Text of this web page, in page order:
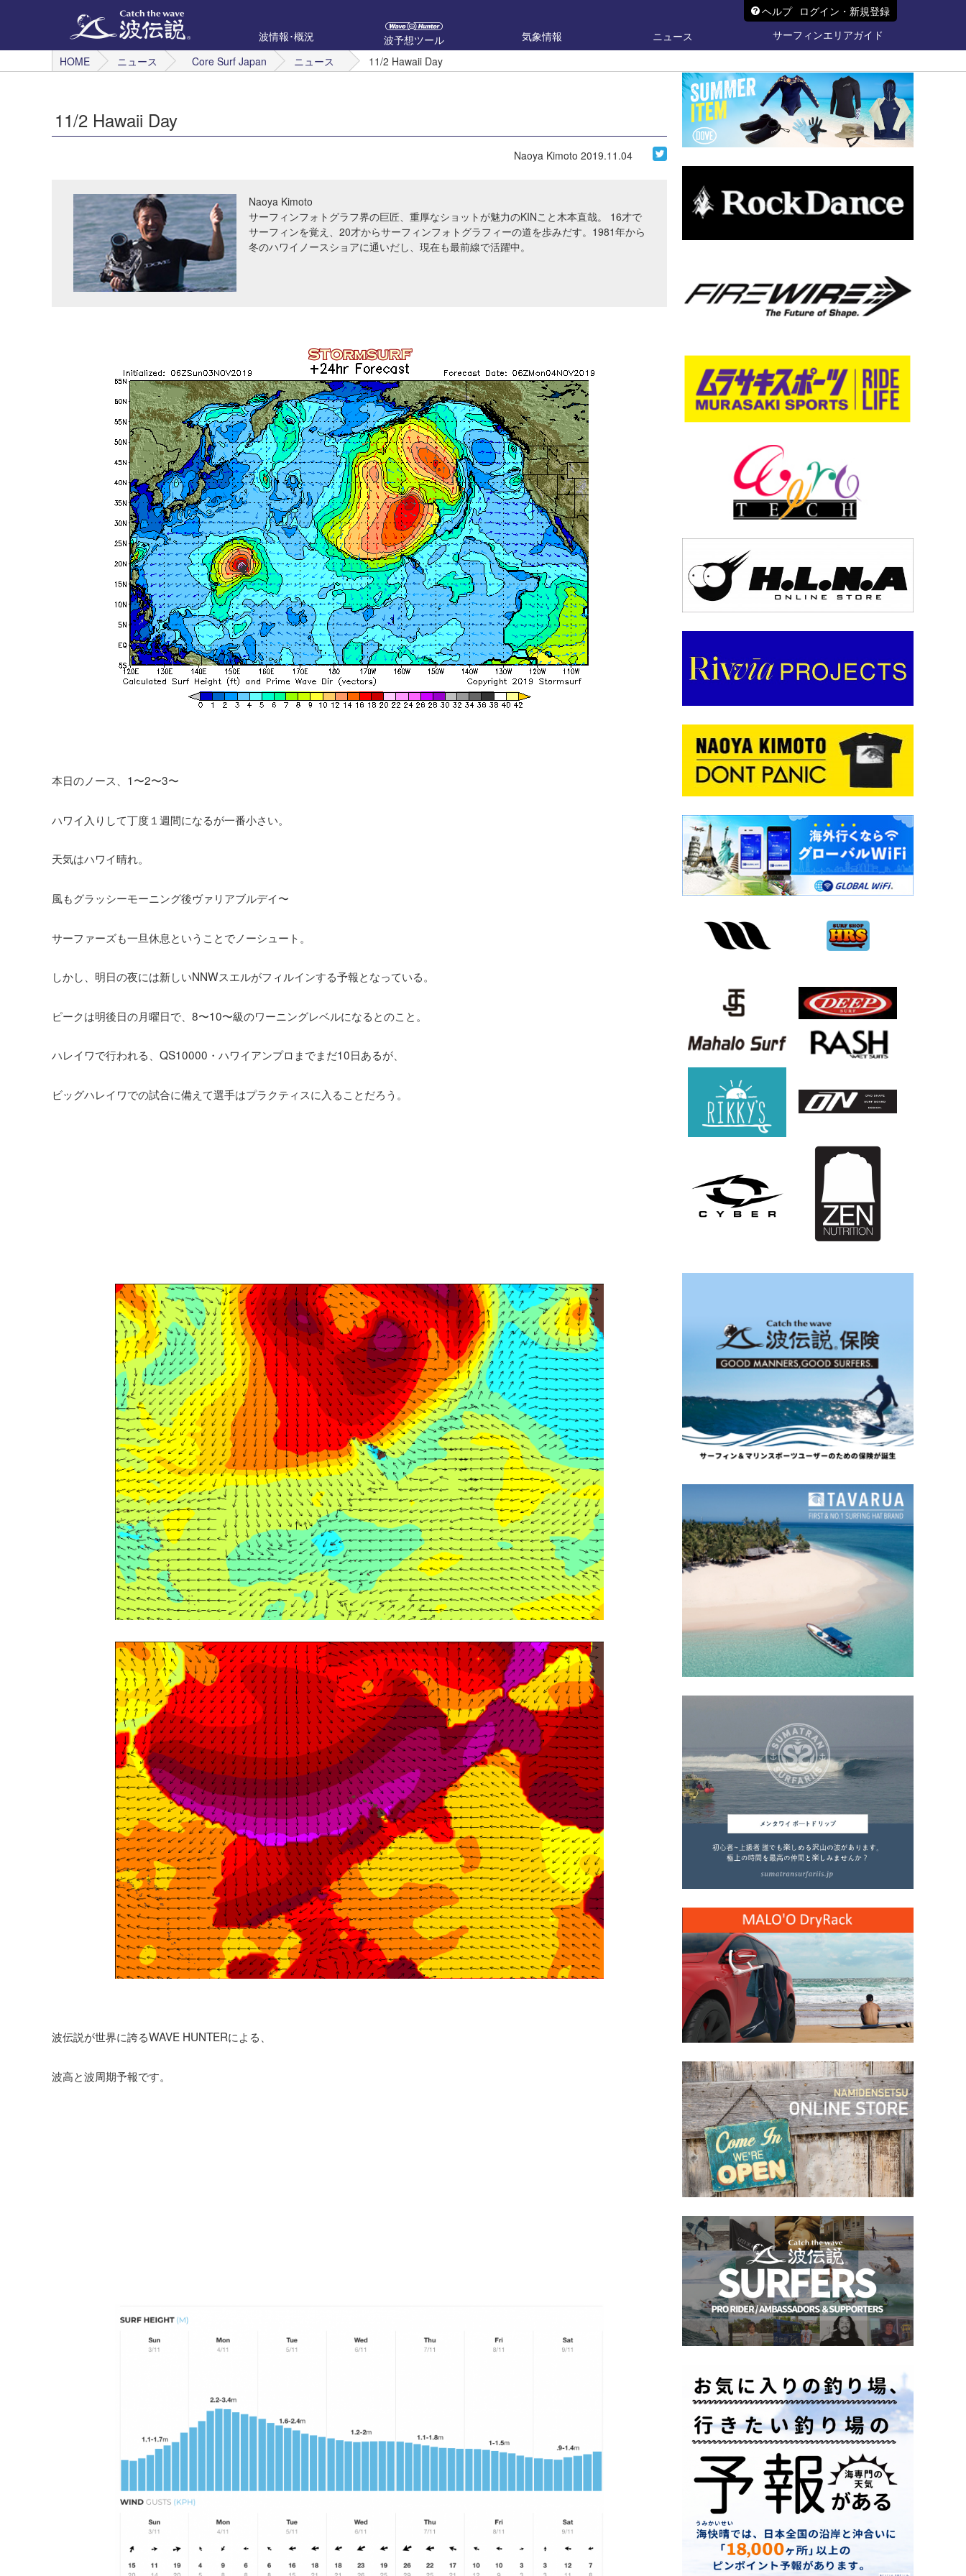
ヘルプ ログイン・新規登録
波情報･概況
波予想ツール 気象情報 ニュース
サーフィンエリアガイド
HOME
ニュース Core Surf Japan ニュース 11/2 Hawaii Day
11/2 Hawaii Day
Naoya Kimoto 2019.11.04
Naoya Kimoto
サーフィンフォトグラフ界の巨匠、重厚なショットが魅力のKINこと木本直哉。 16才で
サーフィンを覚え、20才からサーフィンフォトグラフィーの道を歩みだす。1981年から
冬のハワイノースショアに通いだし、現在も最前線で活躍中。
本日のノース、1〜2〜3〜
ハワイ入りして丁度１週間になるが一番小さい。
天気はハワイ晴れ。
風もグラッシーモーニング後ヴァリアブルデイ〜
サーファーズも一旦休息ということでノーシュート。
しかし、明日の夜には新しいNNWスエルがフィルインする予報となっている。
ピークは明後日の月曜日で、8〜10〜級のワーニングレベルになるとのこと。
ハレイワで行われる、QS10000・ハワイアンプロまでまだ10日あるが、
ビッグハレイワでの試合に備えて選手はプラクティスに入ることだろう。
波伝説が世界に誇るWAVE HUNTERによる、
波高と波周期予報です。